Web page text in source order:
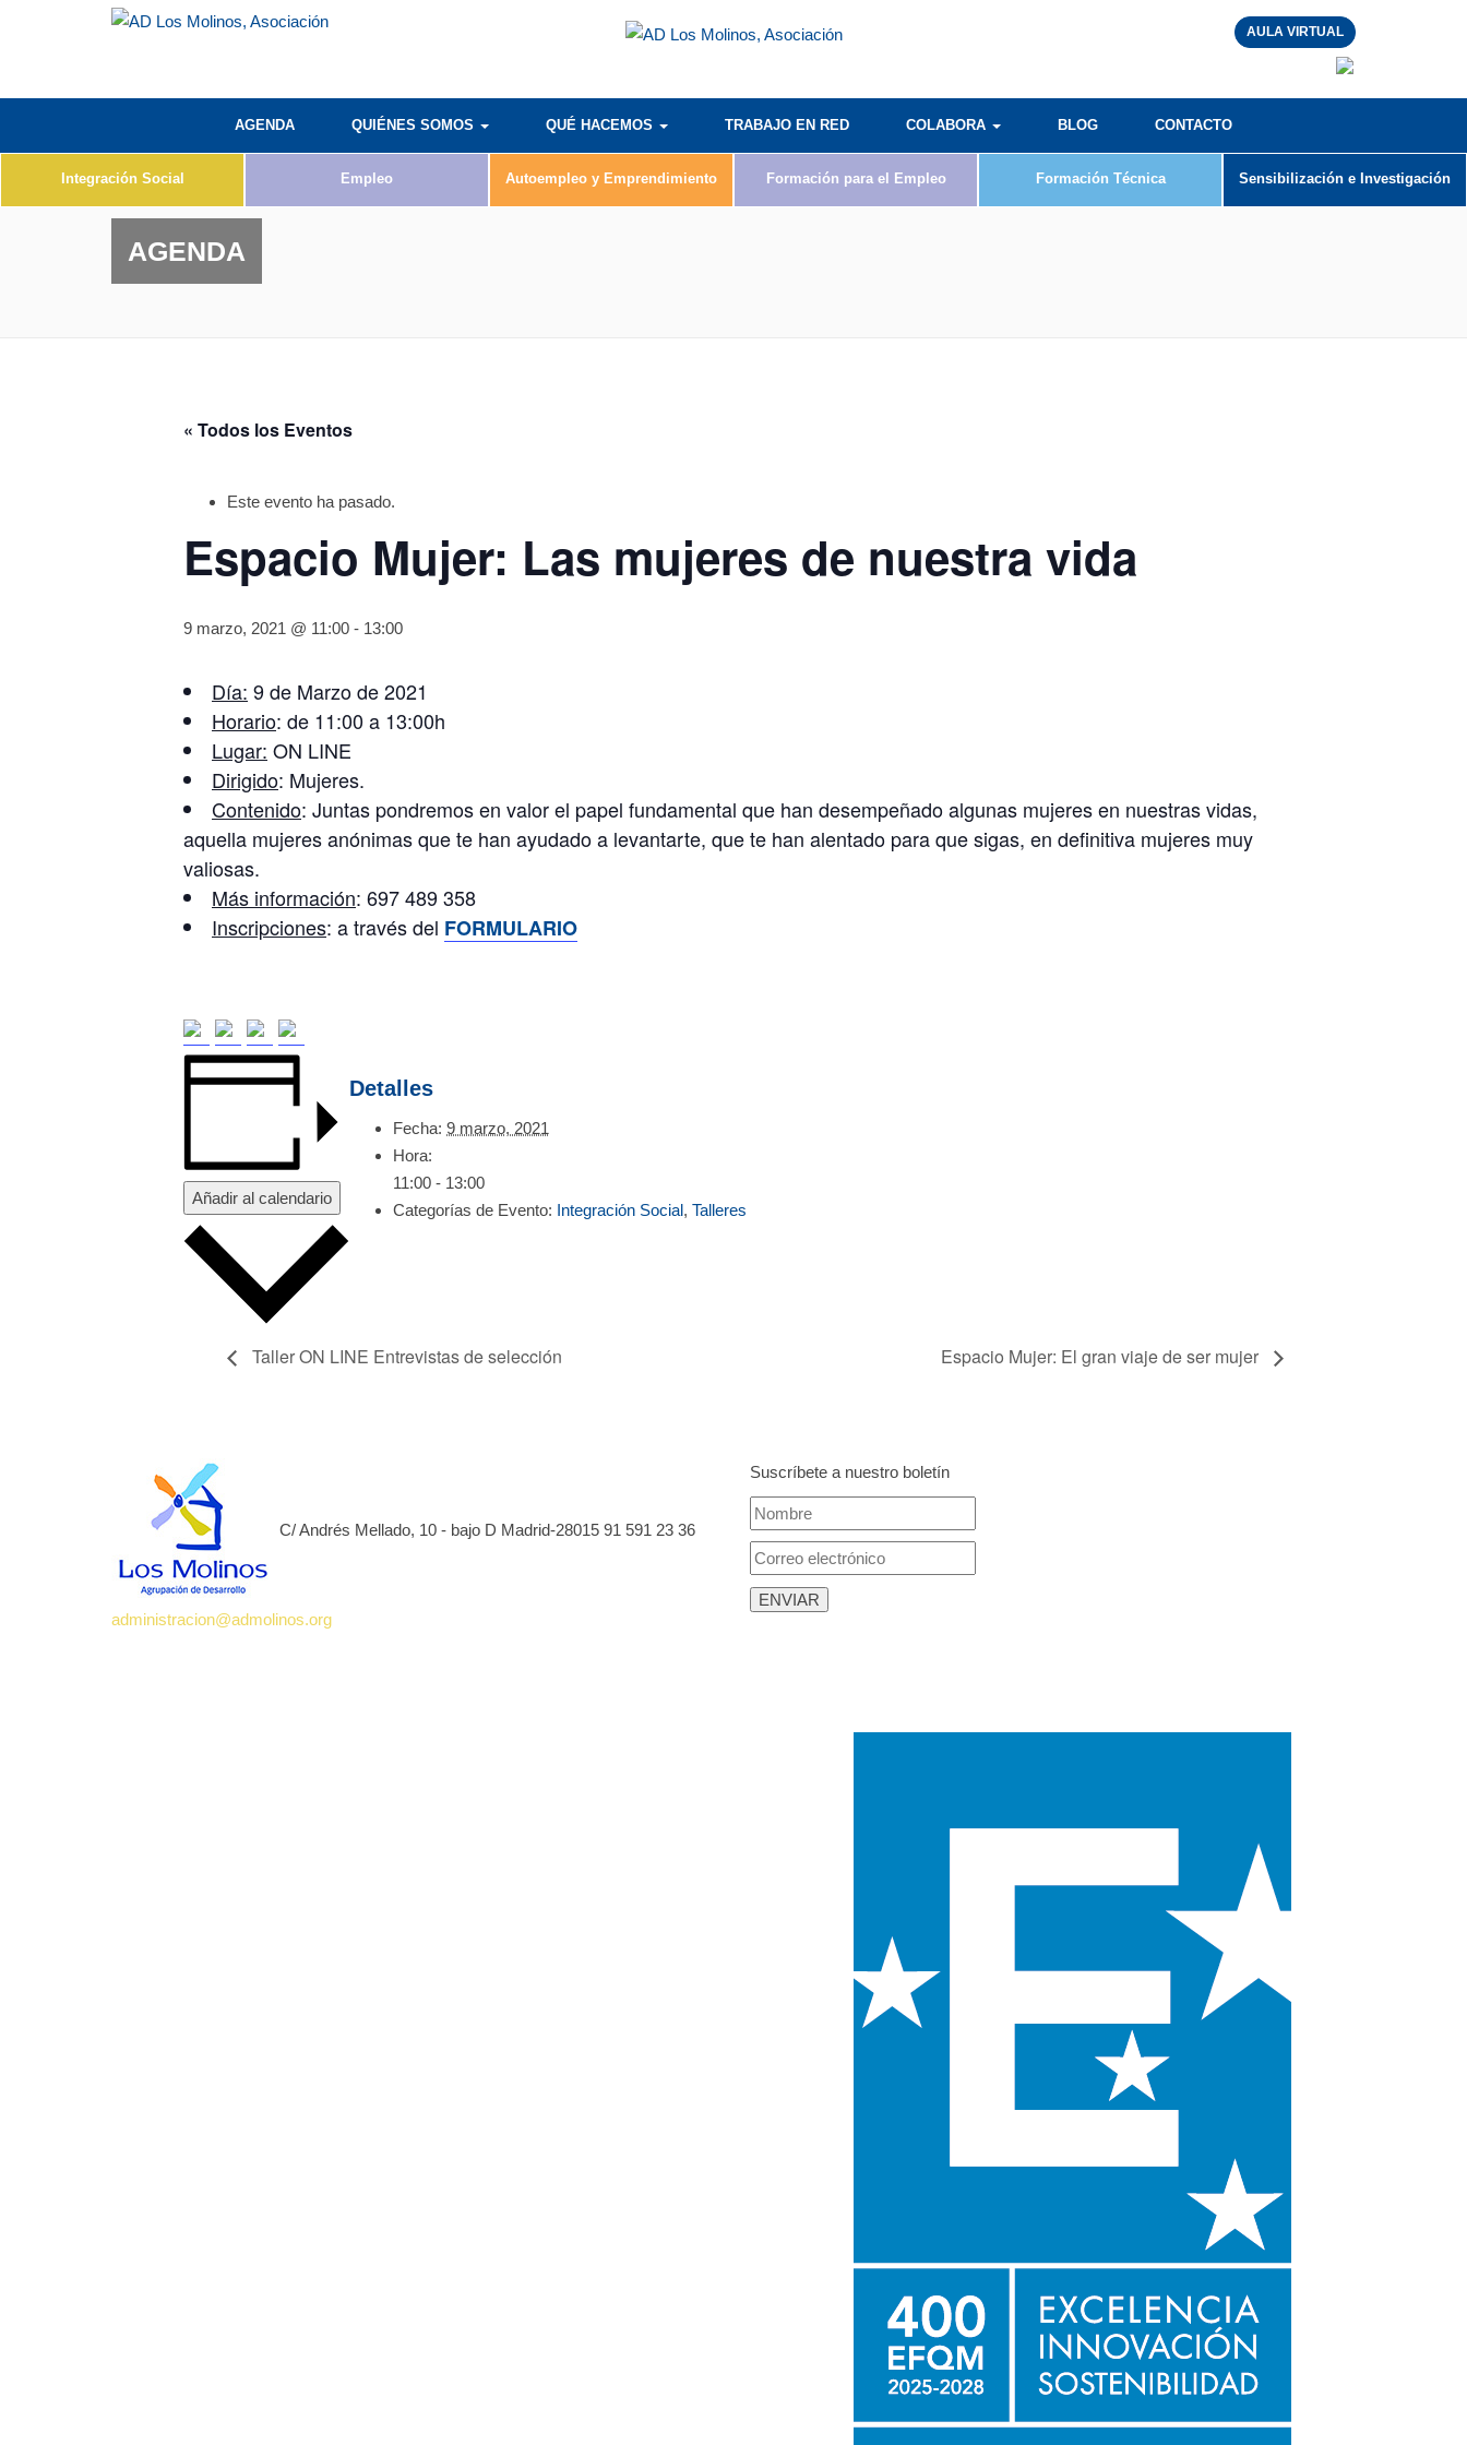
AULA VIRTUAL
AGENDA QUIÉNES SOMOS QUÉ HACEMOS TRABAJO EN RED COLABORA BLOG CONTACTO
Integración Social Empleo Autoempleo y Emprendimiento Formación para el Empleo Formación Técnica Sensibilización e Investigación
AGENDA
« Todos los Eventos
Este evento ha pasado.
Espacio Mujer: Las mujeres de nuestra vida
9 marzo, 2021 @ 11:00 - 13:00
Día: 9 de Marzo de 2021
Horario: de 11:00 a 13:00h
Lugar: ON LINE
Dirigido: Mujeres.
Contenido: Juntas pondremos en valor el papel fundamental que han desempeñado algunas mujeres en nuestras vidas,
aquella mujeres anónimas que te han ayudado a levantarte, que te han alentado para que sigas, en definitiva mujeres muy
valiosas.
Más información: 697 489 358
Inscripciones: a través del FORMULARIO
Añadir al calendario
Detalles
Fecha: 9 marzo, 2021
Hora:
11:00 - 13:00
Categorías de Evento: Integración Social, Talleres
Taller ON LINE Entrevistas de selección Espacio Mujer: El gran viaje de ser mujer
C/ Andrés Mellado, 10 - bajo D Madrid-28015 91 591 23 36
administracion@admolinos.org
Suscríbete a nuestro boletín